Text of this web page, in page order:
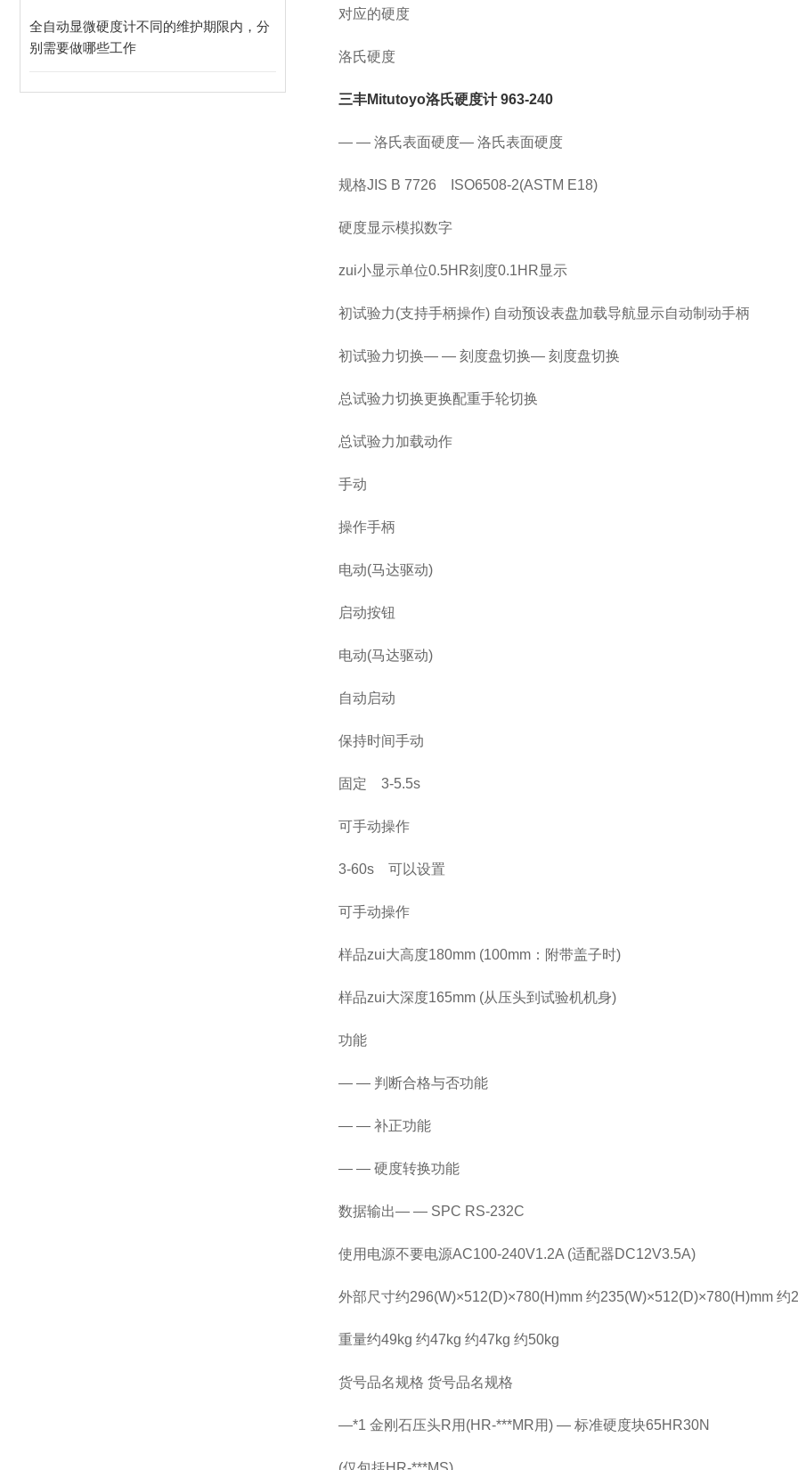
全自动显微硬度计不同的维护期限内，分
别需要做哪些工作
对应的硬度
洛氏硬度
三丰Mitutoyo洛氏硬度计963-240
— — 洛氏表面硬度— 洛氏表面硬度
规格JIS B 7726 ISO6508-2(ASTM E18)
硬度显示模拟数字
zui小显示单位0.5HR刻度0.1HR显示
初试验力(支持手柄操作) 自动预设表盘加载导航显示自动制动手柄
初试验力切换— — 刻度盘切换— 刻度盘切换
总试验力切换更换配重手轮切换
总试验力加载动作
手动
操作手柄
电动(马达驱动)
启动按钮
电动(马达驱动)
自动启动
保持时间手动
固定 3-5.5s
可手动操作
3-60s 可以设置
可手动操作
样品zui大高度180mm (100mm：附带盖子时)
样品zui大深度165mm (从压头到试验机机身)
功能
— — 判断合格与否功能
— — 补正功能
— — 硬度转换功能
数据输出— — SPC RS-232C
使用电源不要电源AC100-240V1.2A (适配器DC12V3.5A)
外部尺寸约296(W)×512(D)×780(H)mm 约235(W)×512(D)×780(H)mm 约
重量约49kg 约47kg 约47kg 约50kg
货号品名规格 货号品名规格
—*1 金刚石压头R用(HR-***MR用) — 标准硬度块65HR30N